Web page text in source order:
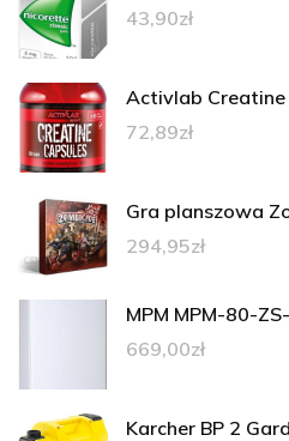
43,90zł
Activlab Creatine
72,89zł
Gra planszowa
294,95zł
MPM MPM-80-
669,00zł
Karcher BP 2